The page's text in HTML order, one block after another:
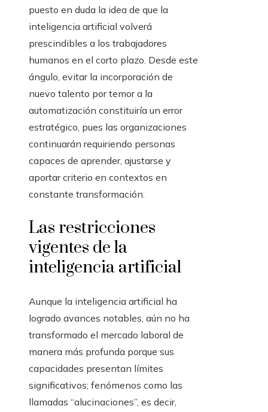
puesto en duda la idea de que la
inteligencia artificial volverá
prescindibles a los trabajadores
humanos en el corto plazo. Desde este
ángulo, evitar la incorporación de
nuevo talento por temor a la
automatización constituiría un error
estratégico, pues las organizaciones
continuarán requiriendo personas
capaces de aprender, ajustarse y
aportar criterio en contextos en
constante transformación.
Las restricciones
vigentes de la
inteligencia artificial
Aunque la inteligencia artificial ha
logrado avances notables, aún no ha
transformado el mercado laboral de
manera más profunda porque sus
capacidades presentan límites
significativos; fenómenos como las
llamadas “alucinaciones”, es decir,